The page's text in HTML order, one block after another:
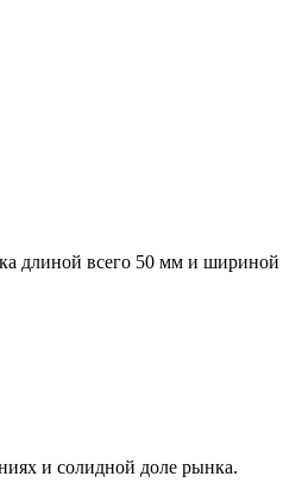
длиной всего 50 мм и шириной
и солидной доле рынка.